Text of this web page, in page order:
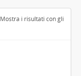
Mostra i risultati con gli